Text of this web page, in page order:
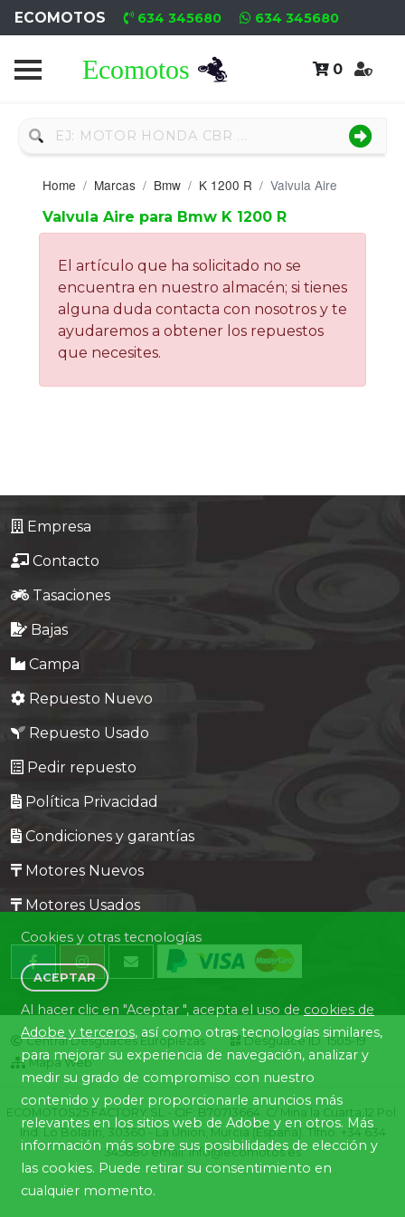
ECOMOTOS 634 345680 634 345680
0
Home
Nuevo
Neumáticos
Campa
Motores
Nuevos
Motores
Usados
Empresa
Contacto
Home Marcas Bmw K 1200 R Valvula Aire
Valvula Aire para Bmw K 1200 R
El artículo que ha solicitado no se
encuentra en nuestro almacén; si tienes
alguna duda contacta con nosotros y te
ayudaremos a obtener los repuestos
que necesites.
Empresa
Contacto
Tasaciones
Bajas
Campa
Repuesto Nuevo
Repuesto Usado
Pedir repuesto
Política Privacidad
Condiciones y garantías
Motores Nuevos
Motores Usados
Central Desguaces Europiezas
Desguace ID. 1505-19
Mapa Web
ECOMOTOS25 FACTORY SL - CIF: B70713664. C/ Mina la Cuarta,12 Pol.
Ind. Lo Bolarín, 30360 - La Union, Murcia (España). Tlfno. +34 634
345680 email: info@ecomotos.es
Cookies y otras tecnologías
ACEPTAR
Al hacer clic en "Aceptar ", acepta el uso de cookies de
Adobe y terceros, así como otras tecnologías similares,
para mejorar su experiencia de navegación, analizar y
medir su grado de compromiso con nuestro
contenido y poder proporcionarle anuncios más
relevantes en los sitios web de Adobe y en otros. Más
información más sobre sus posibilidades de elección y
las cookies. Puede retirar su consentimiento en
cualquier momento.